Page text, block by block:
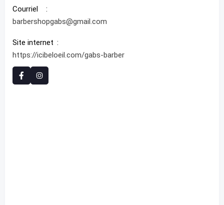
Courriel
barbershopgabs@gmail.com
Site internet
https://icibeloeil.com/gabs-barber